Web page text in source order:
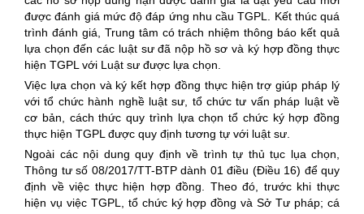
được đánh giá mức độ đáp ứng nhu cầu TGPL. Kết thúc quá
trình đánh giá, Trung tâm có trách nhiệm thông báo kết quả
lựa chọn đến các luật sư đã nộp hồ sơ và ký hợp đồng thực
hiện TGPL với Luật sư được lựa chọn.
Việc lựa chọn và ký kết hợp đồng thực hiện trợ giúp pháp lý
với tổ chức hành nghề luật sư, tổ chức tư vấn pháp luật về
cơ bản, cách thức quy trình lựa chọn tổ chức ký hợp đồng
thực hiện TGPL được quy định tương tự với luật sư.
Ngoài các nội dung quy định về trình tự thủ tục lụa chọn,
Thông tư số 08/2017/TT-BTP dành 01 điều (Điều 16) để quy
định về việc thực hiện hợp đồng. Theo đó, trước khi thực
hiện vụ việc TGPL, tổ chức ký hợp đồng và Sở Tư pháp; cá